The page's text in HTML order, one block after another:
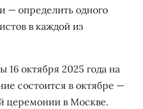
— определить одного
в каждой из
16 октября 2025 года на
состоится в октябре —
церемонии в Москве.